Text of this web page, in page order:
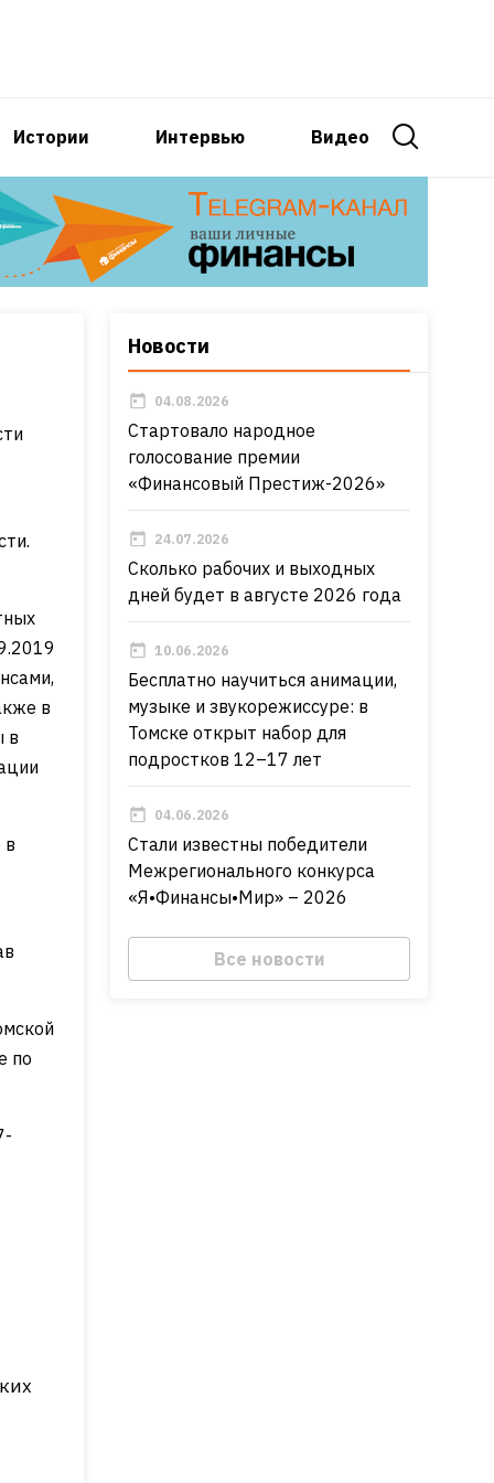
Истории Интервью Видео
в
в
в
по
Новости
04.08.2026
Стартовало народное
голосование премии
«Финансовый Престиж-2026»
24.07.2026
Сколько рабочих и выходных
дней будет в августе 2026 года
10.06.2026
Бесплатно научиться анимации,
музыке и звукорежиссуре: в
Томске открыт набор для
подростков 12–17 лет
04.06.2026
Стали известны победители
Межрегионального конкурса
«Я•Финансы•Мир» – 2026
Все новости